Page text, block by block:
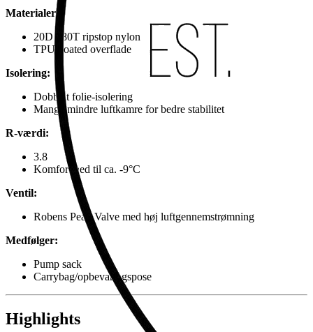
Materialer:
20D 380T ripstop nylon
TPU-coated overflade
Isolering:
Dobbelt folie-isolering
Mange mindre luftkamre for bedre stabilitet
R-værdi:
3.8
Komfort ned til ca. -9°C
Ventil:
Robens Peak Valve med høj luftgennemstrømning
Medfølger:
Pump sack
Carrybag/opbevaringspose
Highlights